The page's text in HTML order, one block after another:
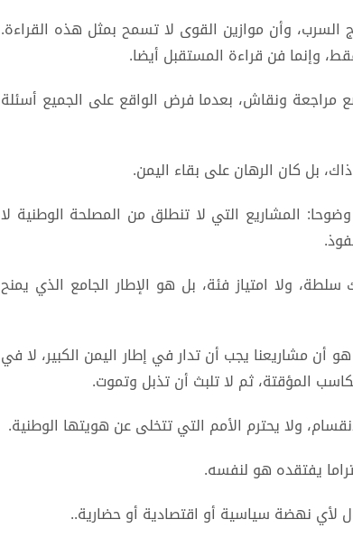
السرب، وأن موازين القوى لا تسمح بمثل هذه القراءة.
وإنما فن قراءة المستقبل أيضا.
مراجعة ونقاش، بعدما فرض الواقع على الجميع أسئلة
بل كان الرهان على بقاء اليمن.
المشاريع التي لا تنطلق من المصلحة الوطنية لا
ولا امتياز فئة، بل هو الإطار الجامع الذي يمنح
مشاريعنا يجب أن تدار في إطار اليمن الكبير، لا في
المؤقتة، ثم لا تلبث أن تذبل وتموت.
ولا يحترم الأمم التي تتخلى عن هويتها الوطنية.
يفتقده هو لنفسه.
لأي نهضة سياسية أو اقتصادية أو حضارية..